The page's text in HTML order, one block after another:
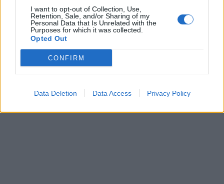
I want to opt-out of Collection, Use,
Retention, Sale, and/or Sharing of my
Personal Data that Is Unrelated with the
Purposes for which it was collected.
Opted Out
CONFIRM
Data Deletion Data Access Privacy Policy